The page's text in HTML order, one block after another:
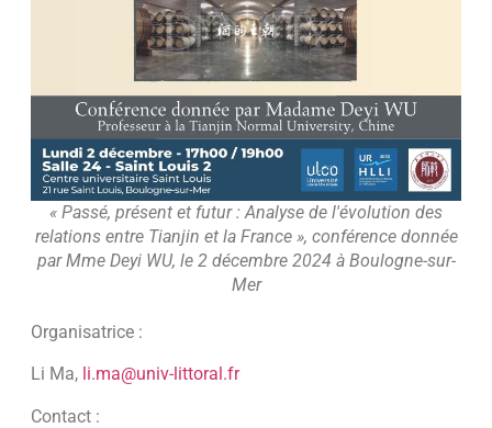
« Passé, présent et futur : Analyse de l'évolution des
relations entre Tianjin et la France », conférence donnée
par Mme Deyi WU, le 2 décembre 2024 à Boulogne-sur-
Mer
Organisatrice :
Li Ma, li.ma@univ-littoral.fr
Contact :